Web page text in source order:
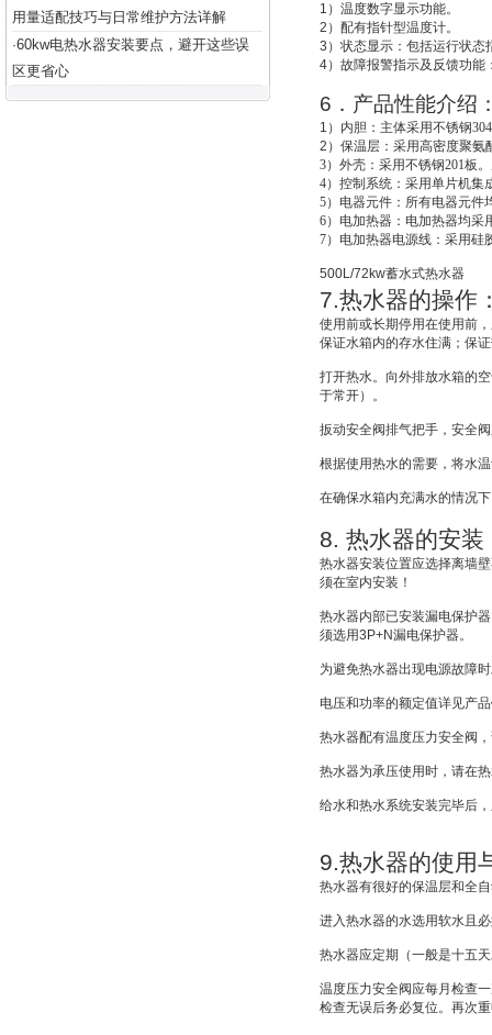
用量适配技巧与日常维护方法详解
·60kw电热水器安装要点，避开这些误
区更省心
1 ）温度数字显示功能。
2 ）配有指针型温度计。
3 ）状态显示：包括运行状
4）故障报警指示及反馈功
6 ．产品性能介绍
1 ） 内胆：主体采用不锈钢
2 ） 保温层：采用高密度聚氨
3）外壳：采用不锈钢201板
4）控制系统：采用单片机集
5）电器元件：所有电器元件
6）电加热器：电加热器均采
7）电加热器电源线：采用硅
500L/72kw蓄水式热水器
7.热水器的操作
使用前或长期停用在使用前
保证水箱内的存水住满；保
打开热水。向外排放水箱的
于常开）。
扳动安全阀排气把手，安全
根据使用热水的需要，将水
在确保水箱内充满水的情况
8. 热水器的安装
热水器安装位置应选择离墙
须在室内安装！
热水器内部已安装漏电保护
须选用3P+N漏电保护器。
为避免热水器出现电源故障
电压和功率的额定值详见产
热水器配有温度压力安全阀
热水器为承压使用时，请在
给水和热水系统安装完毕后
9.热水器的使用
热水器有很好的保温层和全
进入热水器的水选用软水且
热水器应定期（一般是十五
温度压力安全阀应每月检查
检查无误后务必复位。再次